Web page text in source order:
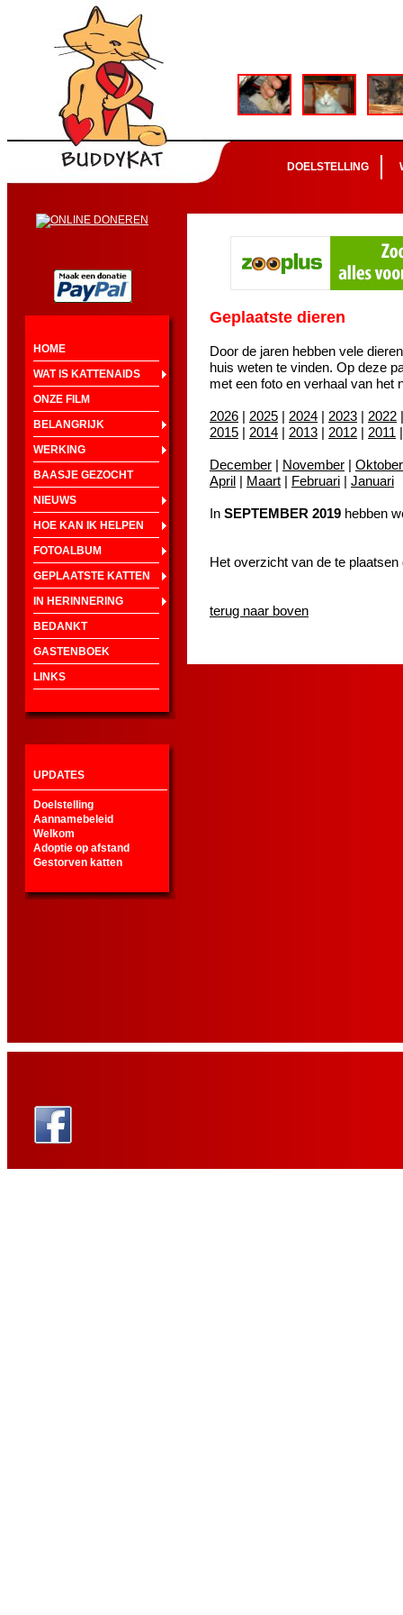
DOELSTELLING
HOME
WAT IS KATTENAIDS
ONZE FILM
BELANGRIJK
WERKING
BAASJE GEZOCHT
NIEUWS
HOE KAN IK HELPEN
FOTOALBUM
GEPLAATSTE KATTEN
IN HERINNERING
BEDANKT
GASTENBOEK
LINKS
UPDATES
Doelstelling
Aannamebeleid
Welkom
Adoptie op afstand
Gestorven katten
Geplaatste dieren
Door de jaren hebben vele
huis weten te vinden. Op deze
met een foto en verhaal van het
2026 | 2025 | 2024 | 2023 | 2022
2015 | 2014 | 2013 | 2012 | 2011
December | November | Oktober
April | Maart | Februari | Januari
In SEPTEMBER 2019 hebben
Het overzicht van de te
terug naar boven